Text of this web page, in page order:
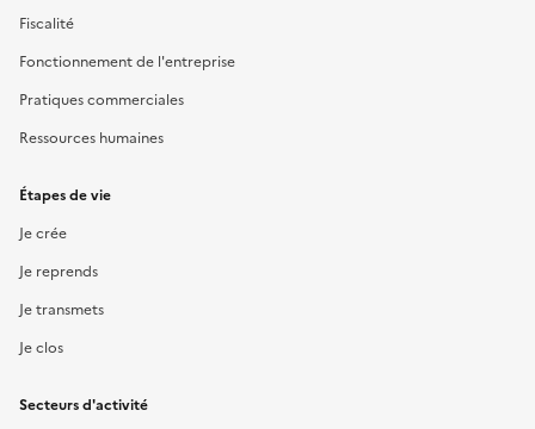
Fiscalité
Fonctionnement de l'entreprise
Pratiques commerciales
Ressources humaines
Étapes de vie
Je crée
Je reprends
Je transmets
Je clos
Secteurs d'activité